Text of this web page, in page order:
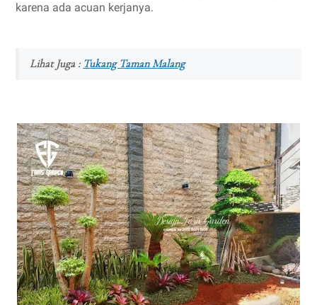
karena ada acuan kerjanya.
Lihat Juga : Tukang Taman Malang